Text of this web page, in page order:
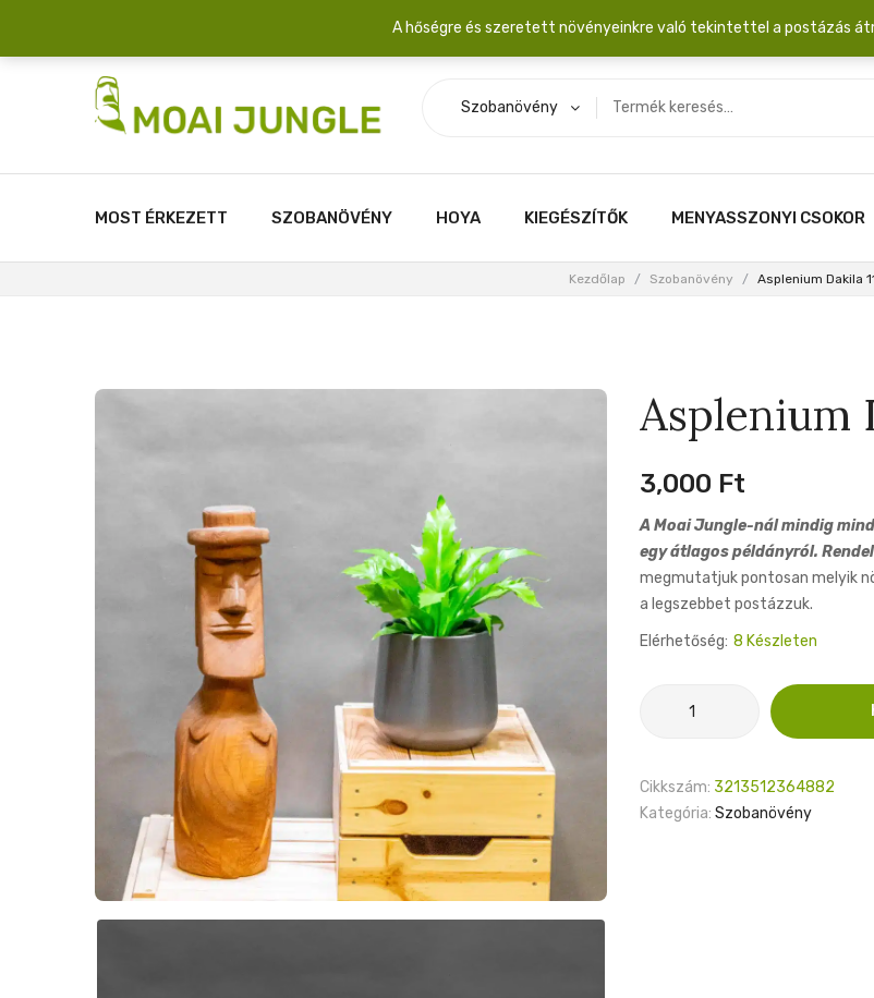
Szállítási díj: 2.200 Ft/csomag átlagosan 3-5 növény fér egy dobozba. 20.000 Ft érték felett INGYEN posta!
Szobanövény
MOST ÉRKEZETT SZOBANÖVÉNY HOYA KIEGÉSZÍTŐK MENYASSZONYI CSOKOR
Kezdőlap / Szobanövény / Asplenium Dakila
Asplenium
3,000 Ft
A Moai Jungle-nál mindig
egy átlagos példányról.
megmutatjuk pontosan melyik
a legszebbet postázzuk.
Elérhetőség: 8 Készleten
Cikkszám: 3213512364882
Kategória: Szobanövény
A hőségre és szeretett növényeinkre való tekintettel a postázás